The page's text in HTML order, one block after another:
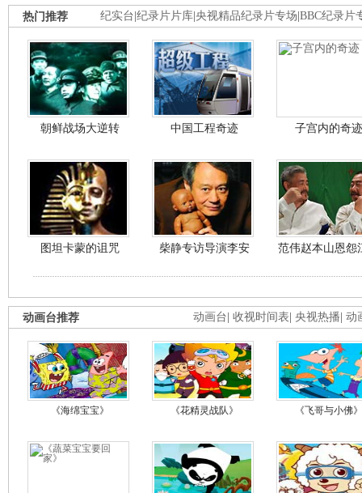
纪实台 纪录片片库 央视精品纪录片专场 BBC纪录片
热门推荐
朝鲜战场大逆转 中国工程奇迹 子宫内的奇迹
图坦卡蒙的诅咒 柴静专访导演李安 范伟赵本山恩怨
动画台 收视时间表 央视热播 动
动画台推荐
《海绵宝宝》 《花精灵战队》 《飞哥与小佛》